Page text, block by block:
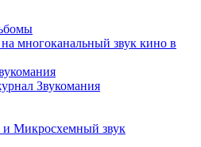
многоканальный звук кино в
Звукомания
и Микросхемный звук